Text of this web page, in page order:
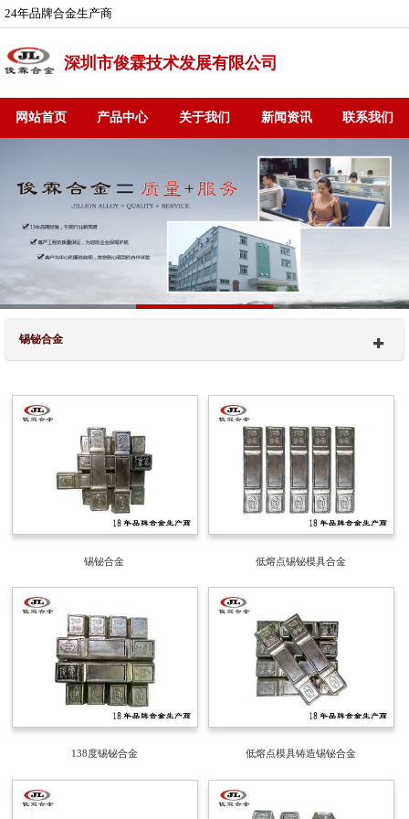
24年品牌合金生产商
深圳市俊霖技术发展有限公司
网站首页 产品中心 关于我们 新闻资讯 联系我们
锡铋合金
锡铋合金 低熔点锡铋模具合金
138度​锡铋合金 低熔点模具铸造锡铋合金